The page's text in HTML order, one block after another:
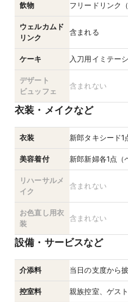
飲物 フリードリンク
ウェルカムド
リンク
含まれる
ケーキ 入刀用イミテー
デザート
ビュッフェ
含まれない
衣装・メイクなど
衣装 新郎タキシード1
美容着付 新郎新婦各1点（
リハーサルメ
イク
含まれない
お色直し用衣
装
含まれない
設備・サービスなど
介添料 当日の支度から
控室料 親族控室、ゲス